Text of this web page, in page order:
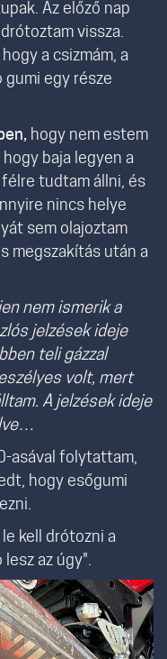
Az előző nap
vissza.
a csizmám, a
egy része
hogy nem estem
baja legyen a
tudtam állni, és
nincs helye
sem olajoztam
megszakítás után a
nem ismerik a
jelzések ideje
teli gázzal
volt, mert
A jelzések ideje
asával folytattam,
hogy esőgumi
kell drótozni a
az úgy".